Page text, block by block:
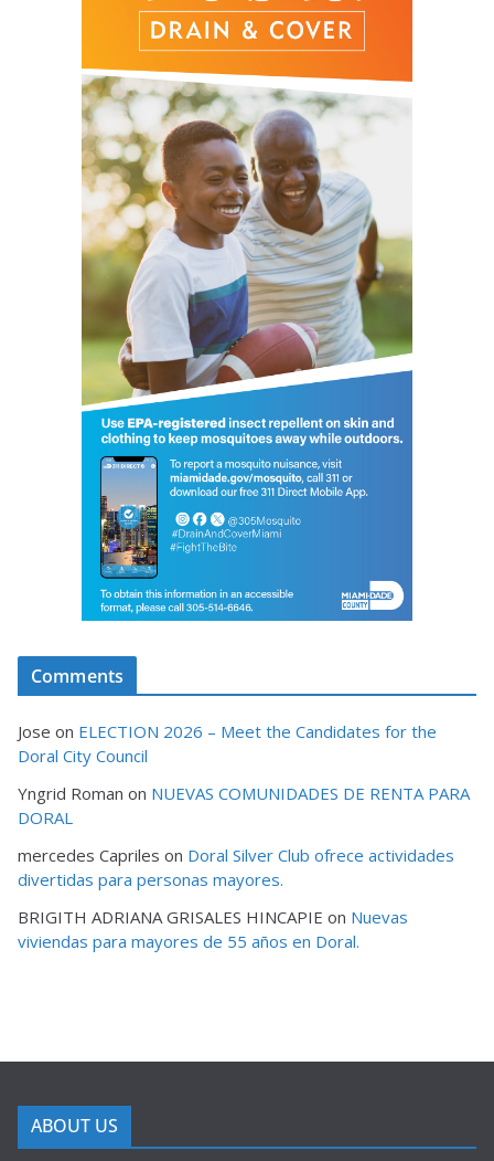
Comments
Jose on ELECTION 2026 – Meet the Candidates for the
Doral City Council
Yngrid Roman on NUEVAS COMUNIDADES DE RENTA PARA
DORAL
mercedes Capriles on Doral Silver Club ofrece actividades
divertidas para personas mayores.
BRIGITH ADRIANA GRISALES HINCAPIE on Nuevas
viviendas para mayores de 55 años en Doral.
ABOUT US